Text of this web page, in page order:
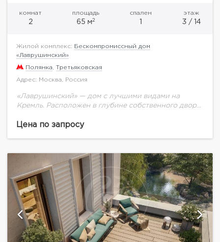
комнат
2
площадь
65 м2
спален
1
этаж
3 / 14
Жилой комплекс:
Бескомпромиссный дом
«Лаврушинский»
Полянка Третьяковская
Адрес: Москва, Россия
«Лаврушинский» — дом с лучшими видами на
Кремль. Расположен в глубине собственного двора-
площадкой. Это дарит ощущение тишины и
Цена по запросу